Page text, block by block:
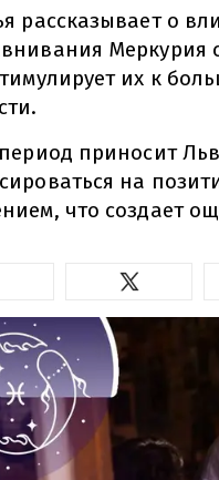
рассказывает о
Меркурия
их к
приносит
на
что создает